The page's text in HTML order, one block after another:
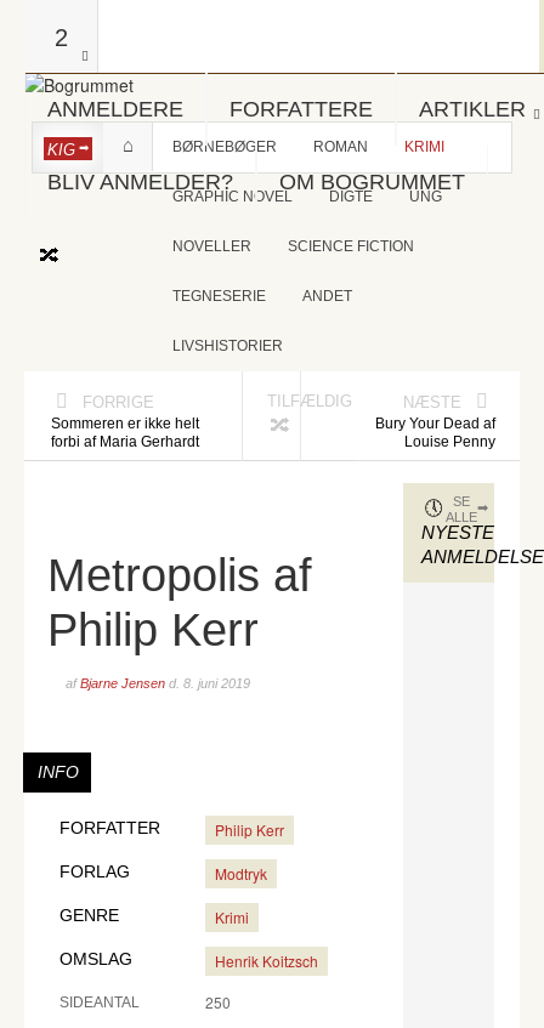
2
ANMELDERE FORFATTERE ARTIKLER
BLIV ANMELDER? OM BOGRUMMET
KIG BØRNEBØGER ROMAN KRIMI
GRAPHIC NOVEL DIGTE UNG
NOVELLER SCIENCE FICTION
TEGNESERIE ANDET
LIVSHISTORIER
FORRIGE
Sommeren er ikke helt
forbi af Maria Gerhardt
TILFÆLDIG NÆSTE
Bury Your Dead af
Louise Penny
Metropolis af
Philip Kerr
afBjarne Jensen d. 8. juni 2019
INFO
FORFATTER Philip Kerr
FORLAG Modtryk
GENRE Krimi
OMSLAG Henrik Koitzsch
SIDEANTAL 250
NYESTE
SE
ALLE